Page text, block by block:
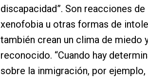
discapacidad”. Son reacciones
xenofobia u otras formas de
también crean un clima de miedo
reconocido. “Cuando hay
sobre la inmigración, por